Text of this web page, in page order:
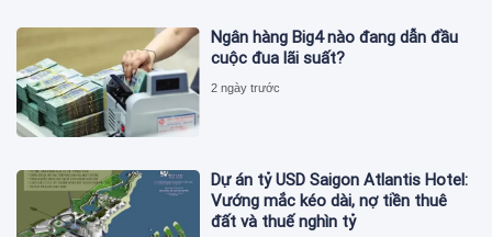
Ngân hàng Big4 nào đang dẫn đầu
cuộc đua lãi suất?
2 ngày trước
Dự án tỷ USD Saigon Atlantis Hotel:
Vướng mắc kéo dài, nợ tiền thuê
đất và thuế nghìn tỷ